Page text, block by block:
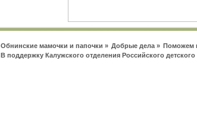
Обнинские мамочки и папочки » Добрые дела» Поможем
В поддержку Калужского отделения Российского